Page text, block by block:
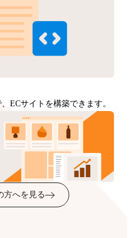
ECサイトを構築できます。
方へを見る